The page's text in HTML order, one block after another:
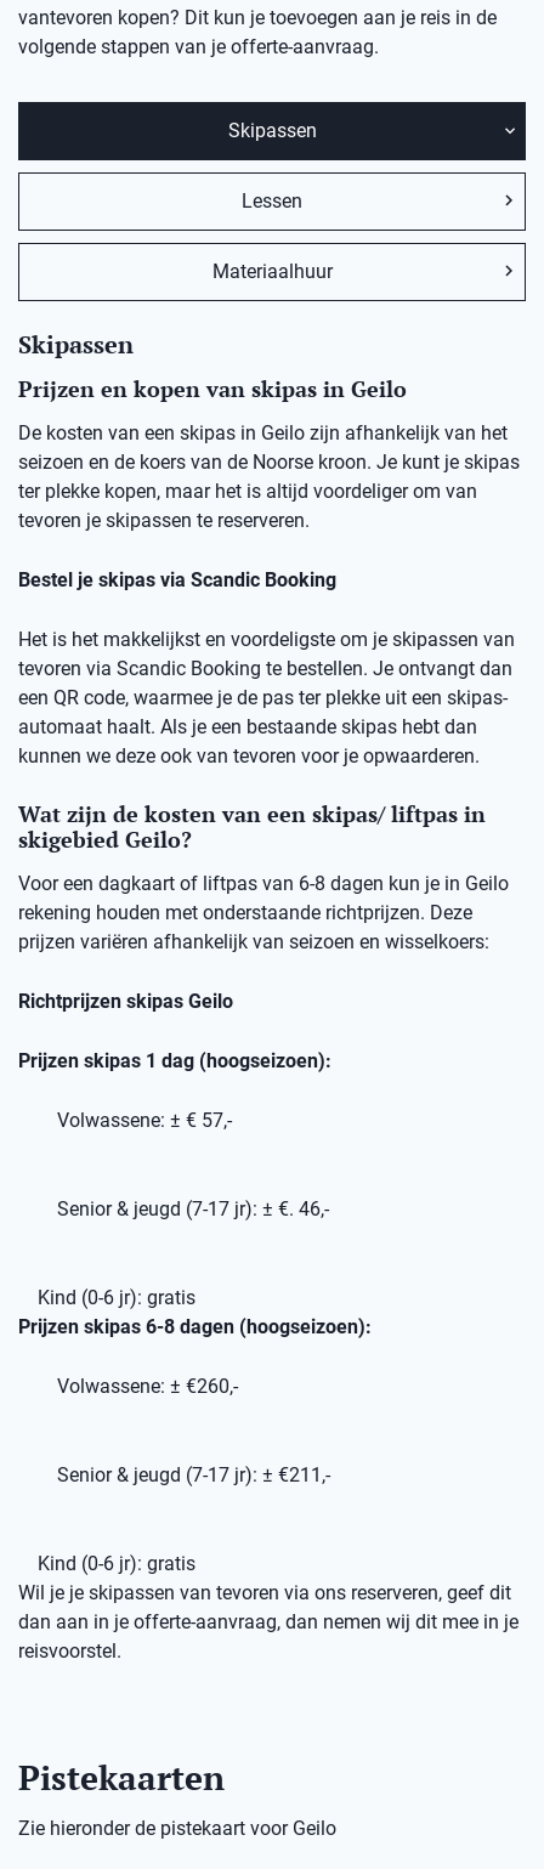
vantevoren kopen? Dit kun je toevoegen aan je reis in de
volgende stappen van je offerte-aanvraag.
Skipassen
Lessen
Materiaalhuur
Skipassen
Prijzen en kopen van skipas in Geilo
De kosten van een skipas in Geilo zijn afhankelijk van het
seizoen en de koers van de Noorse kroon. Je kunt je skipas
ter plekke kopen, maar het is altijd voordeliger om van
tevoren je skipassen te reserveren.
Bestel je skipas via Scandic Booking
Het is het makkelijkst en voordeligste om je skipassen van
tevoren via Scandic Booking te bestellen. Je ontvangt dan
een QR code, waarmee je de pas ter plekke uit een skipas-
automaat haalt. Als je een bestaande skipas hebt dan
kunnen we deze ook van tevoren voor je opwaarderen.
Wat zijn de kosten van een skipas/ liftpas in
skigebied Geilo?
Voor een dagkaart of liftpas van 6-8 dagen kun je in Geilo
rekening houden met onderstaande richtprijzen. Deze
prijzen variëren afhankelijk van seizoen en wisselkoers:
Richtprijzen skipas Geilo
Prijzen skipas 1 dag (hoogseizoen):
Volwassene: ± € 57,-
Senior & jeugd (7-17 jr): ± €. 46,-
Kind (0-6 jr): gratis
Prijzen skipas 6-8 dagen (hoogseizoen):
Volwassene: ± €260,-
Senior & jeugd (7-17 jr): ± €211,-
Kind (0-6 jr): gratis
Wil je je skipassen van tevoren via ons reserveren, geef dit
dan aan in je offerte-aanvraag, dan nemen wij dit mee in je
reisvoorstel.
Pistekaarten
Zie hieronder de pistekaart voor Geilo